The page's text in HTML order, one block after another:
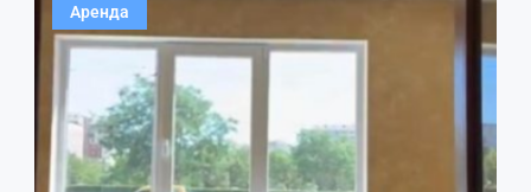
Фрунзе. До лучших песчаных пляжей набережной
[…]
Аренда